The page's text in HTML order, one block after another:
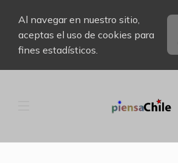
Al navegar en nuestro sitio,
aceptas el uso de cookies para
fines estadísticos.